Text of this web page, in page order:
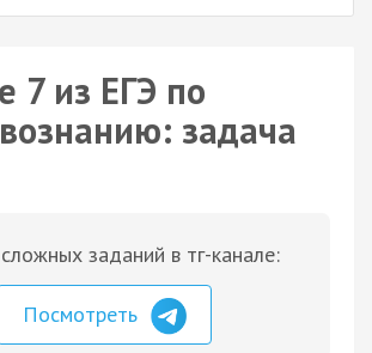
7 из ЕГЭ по
задача
заданий в тг-канале:
Посмотреть